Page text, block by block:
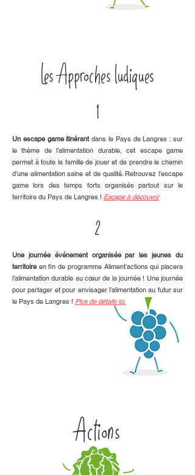
Les Approches ludiques
1
Un escape game itinérantdans le Pays de Langres : sur
le thème de l’alimentation durable, cet escape game
permet à toute la famille de jouer et de prendre le chemin
d’une alimentation saine et de qualité. Retrouvez l’escape
game lors des temps forts organisés partout sur le
territoire du Pays de Langres ! Escape à découvrir
2
Une journée événement organisée par les jeunes du
territoire en fin de programme Aliment’actions qui placera
l’alimentation durable au cœur de la journée ! Une journée
pour partager et pour envisager l’alimentation au futur sur
le Pays de Langres ! Plus de détails ici.
Actions